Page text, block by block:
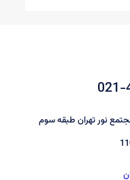
021-
نور تهران طبقه سوم